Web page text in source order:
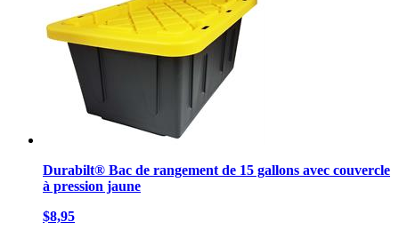
Durabilt® Bac de rangement de 15 gallons avec couvercle
à pression jaune
$8,95